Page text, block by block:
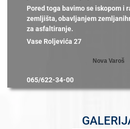
Pored toga bavimo se iskopom i
zemljišta, obavljanjem
za asfaltiranje.
Vase Roljevića 27
Nova Varoš
065/622-34-00